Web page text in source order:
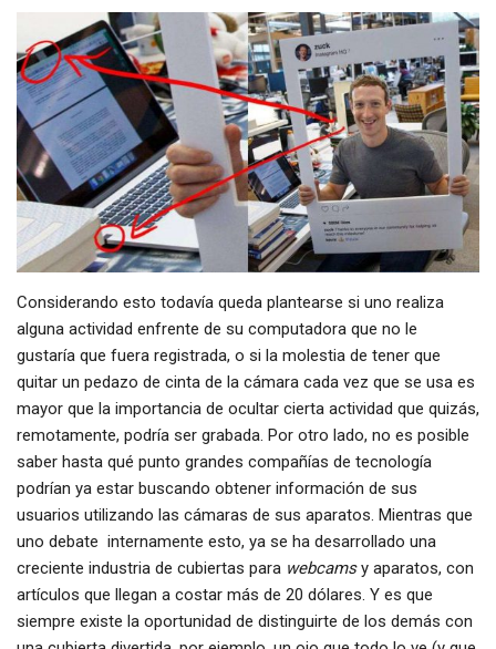
Considerando esto todavía queda plantearse si uno realiza
alguna actividad enfrente de su computadora que no le
gustaría que fuera registrada, o si la molestia de tener que
quitar un pedazo de cinta de la cámara cada vez que se usa es
mayor que la importancia de ocultar cierta actividad que quizás,
remotamente, podría ser grabada. Por otro lado, no es posible
saber hasta qué punto grandes compañías de tecnología
podrían ya estar buscando obtener información de sus
usuarios utilizando las cámaras de sus aparatos. Mientras que
uno debate internamente esto, ya se ha desarrollado una
creciente industria de cubiertas para webcamsy aparatos, con
artículos que llegan a costar más de 20 dólares. Y es que
siempre existe la oportunidad de distinguirte de los demás con